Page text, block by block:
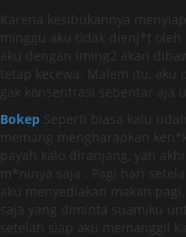
Karena kesibukannya
minggu aku tidak dienj*t
aku dengan iming2 akan
tetap kecewa. Malem itu, aku
gak konsentrasi sebentar aja
Bokep Seperti biasa kalu
memang mengharapkan
payah kalo diranjang, yah
m*ninya saja . Pagi hari
aku menyediakan makan
saja yang diminta suamiku
setelah siap aku memanggil